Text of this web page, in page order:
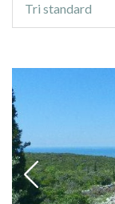
tri
Tri standard